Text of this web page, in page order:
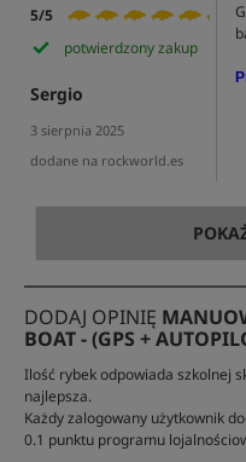
5/5
potwierdzony zakup
Sergio
3 sierpnia 2025
dodane na rockworld.es
DODAJ OPINIĘ
BOAT - (GPS +
Ilość rybek odpowiada szkolnej
najlepsza.
Każdy zalogowany użytkownik
0.1 punktu programu